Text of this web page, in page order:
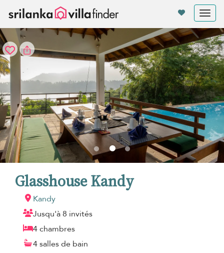
Glasshouse Kandy
Kandy
Jusqu'à 8 invités
4 chambres
4 salles de bain
Vos paramètres de cookies